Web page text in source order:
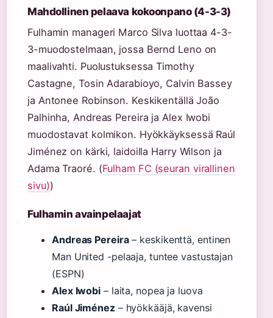
Mahdollinen pelaava kokoonpano (4-3-3)
Fulhamin manageri Marco Silva luottaa 4-3-
3-muodostelmaan, jossa Bernd Leno on
maalivahti. Puolustuksessa Timothy
Castagne, Tosin Adarabioyo, Calvin Bassey
ja Antonee Robinson. Keskikentällä João
Palhinha, Andreas Pereira ja Alex Iwobi
muodostavat kolmikon. Hyökkäyksessä Raúl
Jiménez on kärki, laidoilla Harry Wilson ja
Adama Traoré. (Fulham FC (seuran virallinen
sivu))
Fulhamin avainpelaajat
Andreas Pereira– keskikenttä, entinen
Man United -pelaaja, tuntee vastustajan
(ESPN)
Alex Iwobi – laita, nopea ja luova
Raúl Jiménez– hyökkääjä, kavensi